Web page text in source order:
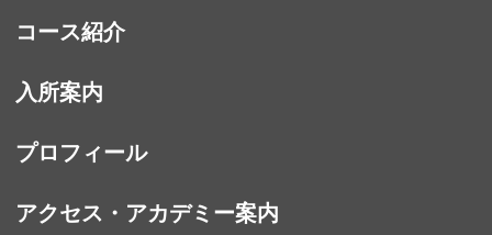
コース紹介
入所案内
プロフィール
アクセス・アカデミー案内